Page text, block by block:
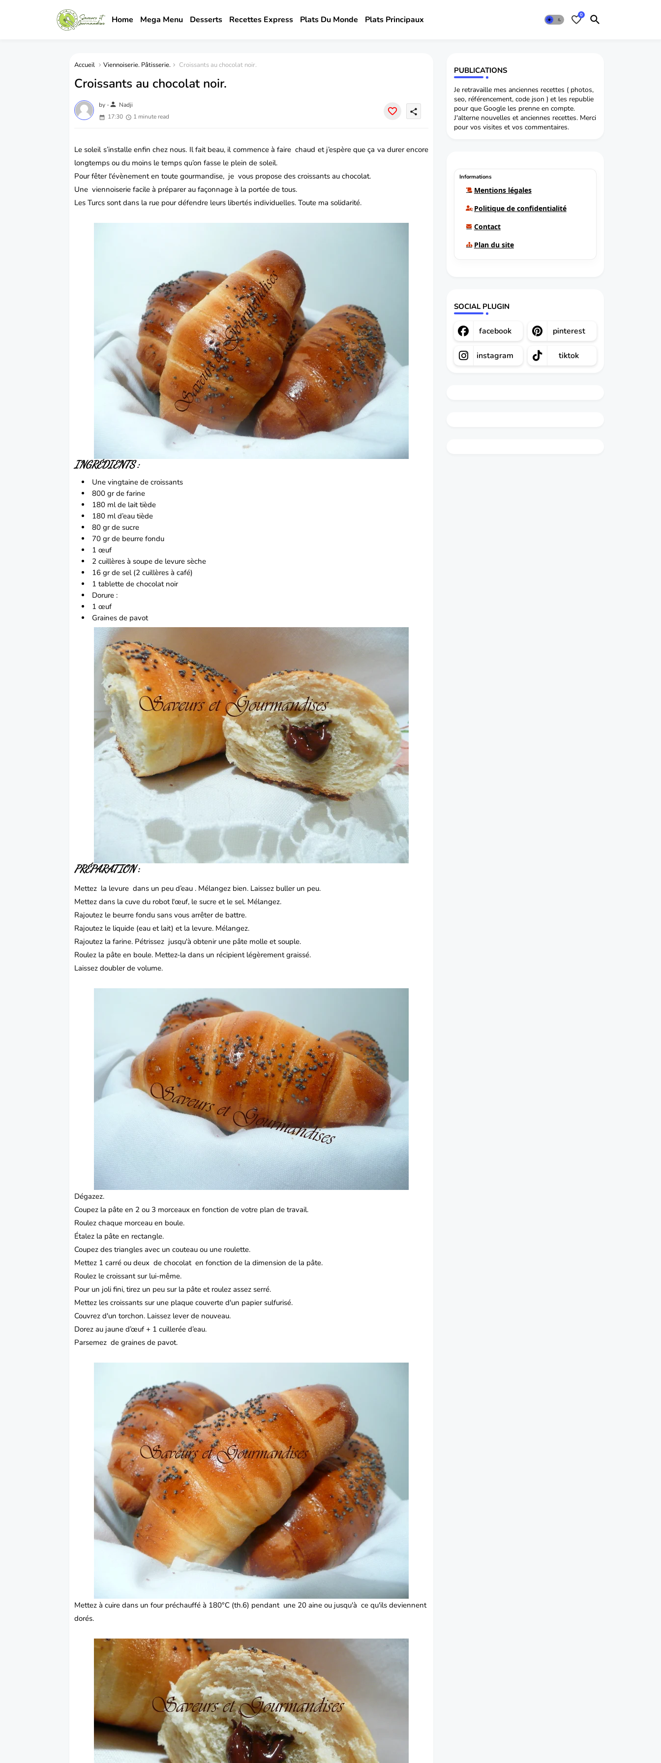
Home Mega Menu Desserts Recettes Express Plats Du Monde Plats Principaux 0
Accueil Viennoiserie. Pâtisserie. Croissants au chocolat noir.
Croissants au chocolat noir.
by -person Nadji
17:30
1 minute read
share
Le soleil s’installe enfin chez nous. Il fait beau, il commence à faire chaud et j’espère que ça va durer encore
longtemps ou du moins le temps qu’on fasse le plein de soleil.
Pour fêter l'évènement en toute gourmandise, je vous propose des croissants au chocolat.
Une viennoiserie facile à préparer au façonnage à la portée de tous.
Les Turcs sont dans la rue pour défendre leurs libertés individuelles. Toute ma solidarité.
INGRÉDIENTS :
Une vingtaine de croissants
800 gr de farine
180 ml de lait tiède
180 ml d’eau tiède
80 gr de sucre
70 gr de beurre fondu
1œuf
2 cuillères à soupe de levure sèche
16 gr de sel (2 cuillères à café)
1 tablette dechocolatnoir
Dorure :
1 œuf
Graines de pavot
PRÉPARATION:
Mettez la levure dans un peu d’eau . Mélangez bien. Laissez buller un peu.
Mettez dans la cuve du robot l'œuf, le sucre et le sel. Mélangez.
Rajoutez le beurre fondu sans vous arrêter de battre.
Rajoutez le liquide (eau et lait) et la levure. Mélangez.
Rajoutez la farine. Pétrissez jusqu'à obtenir une pâte molle et souple.
Roulez la pâte en boule. Mettez-la dans un récipient légèrement graissé.
Laissez doubler de volume.
Dégazez.
Coupez la pâte en 2 ou 3 morceaux en fonction de votre plan de travail.
Roulez chaque morceau en boule.
Étalez la pâte en rectangle.
Coupez des triangles avec un couteau ou une roulette.
Mettez 1 carré ou deux de chocolat en fonction de la dimension de la pâte.
Roulez le croissant sur lui-même.
Pour un joli fini, tirez un peu sur la pâte et roulez assez serré.
Mettez les croissants sur une plaque couverte d'un papier sulfurisé.
Couvrez d'un torchon. Laissez lever de nouveau.
Dorez au jaune d’œuf + 1 cuillerée d’eau.
Parsemez de graines de pavot.
Mettez à cuire dans un four préchauffé à 180°C (th.6) pendant une 20 aine ou jusqu'à ce qu'ils deviennent
dorés.
PUBLICATIONS
Je retravaille mes anciennes recettes ( photos,
seo, référencement, code json ) et les republie
pour que Google les prenne en compte.
J'alterne nouvelles et anciennes recettes. Merci
pour vos visites et vos commentaires.
Informations
Mentions légales
Politique de confidentialité
Contact
Plan du site
SOCIAL PLUGIN
facebook pinterest
instagram tiktok